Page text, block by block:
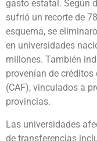
gasto estatal. Según
sufrió un recorte de
esquema, se
en universidades
millones. También
provenían de
(CAF), vinculados a
provincias.
Las universidades
de transferencias